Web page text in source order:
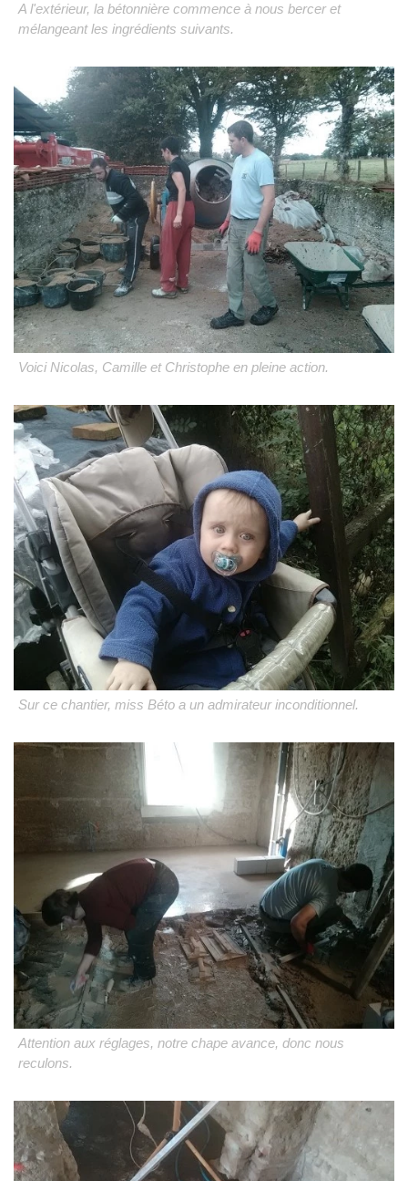
A l'extérieur, la bétonnière commence à nous bercer et
mélangeant les ingrédients suivants.
Voici Nicolas, Camille et Christophe en pleine action.
Sur ce chantier, miss Béto a un admirateur inconditionnel.
Attention aux réglages, notre chape avance, donc nous
reculons.